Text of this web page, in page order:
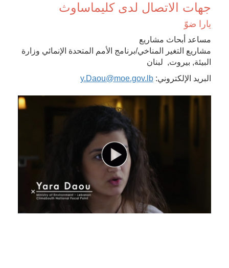
جهات الاتصال لدى كليماساوث
يارا ضوّ
مساعد أبحاث مشاريع
مشاريع التغير المناخي/برنامج الأمم المتحدة الإنمائي وزارة
البيئة, بيروت, لبنان
البريد الإلكتروني: y.Daou@moe.gov.lb